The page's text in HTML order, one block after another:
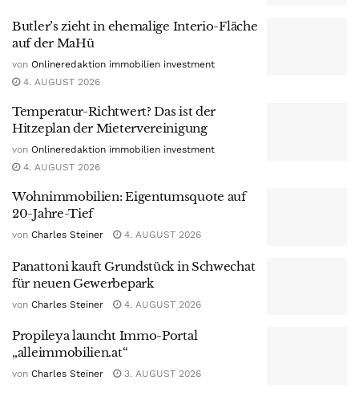
Butler’s zieht in ehemalige Interio-Fläche
auf der MaHü
von Onlineredaktion immobilien investment
4. AUGUST 2026
Temperatur-Richtwert? Das ist der
Hitzeplan der Mietervereinigung
von Onlineredaktion immobilien investment
4. AUGUST 2026
Wohnimmobilien: Eigentumsquote auf
20-Jahre-Tief
von Charles Steiner 4. AUGUST 2026
Panattoni kauft Grundstück in Schwechat
für neuen Gewerbepark
von Charles Steiner 4. AUGUST 2026
Propileya launcht Immo-Portal
„alleimmobilien.at“
von Charles Steiner 3. AUGUST 2026